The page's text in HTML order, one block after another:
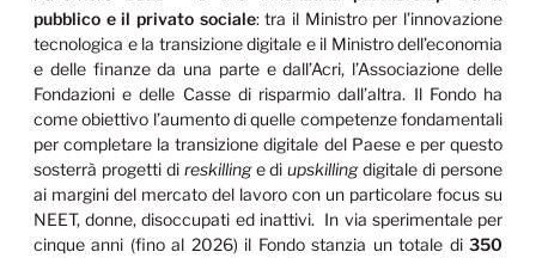
pubblico e il privato sociale: tra il Ministro per l’innovazione
tecnologica e la transizione digitale e il Ministro dell’economia
e delle finanze da una parte e dall’Acri, l’Associazione delle
Fondazioni e delle Casse di risparmio dall’altra. Il Fondo ha
come obiettivo l’aumento di quelle competenze fondamentali
per completare la transizione digitale del Paese e per questo
sosterrà progetti di reskillinge di upskillingdigitale di persone
ai margini del mercato del lavoro con un particolare focus su
NEET, donne, disoccupati ed inattivi. In via sperimentale per
cinque anni (fino al 2026) il Fondo stanzia un totale di 350